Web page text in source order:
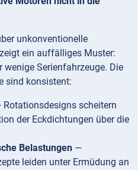
unkonventionelle
ein auffälliges Muster:
wenige Serienfahrzeuge. Die
sind konsistent:
Rotationsdesigns scheitern
der Eckdichtungen über die
Belastungen —
leiden unter Ermüdung an